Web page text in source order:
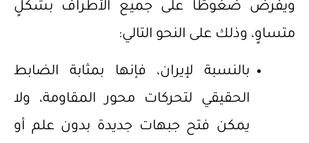
ويفرض ضغوطًا على جميع الأطراف بشكلٍ
متساوٍ، وذلك على النحو التالي:
بالنسبة لإيران، فإنها بمثابة الضابط
الحقيقي لتحركات محور المقاومة، ولا
يمكن فتح جبهات جديدة بدون علم أو